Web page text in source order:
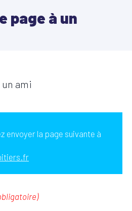
page à un
un ami
envoyer la page suivante à